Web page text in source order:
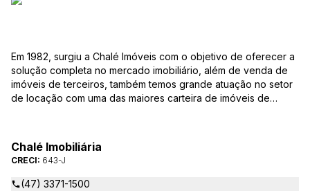
Em 1982, surgiu a Chalé Imóveis com o objetivo de oferecer a
solução completa no mercado imobiliário, além de venda de
imóveis de terceiros, também temos grande atuação no setor
de locação com uma das maiores carteira de imóveis de
Arte Imóveis. E também reavaliamos a nossa Missão, Visão e
Valores.
Chalé Imobiliária
CRECI: 643-J
(47) 3371-1500